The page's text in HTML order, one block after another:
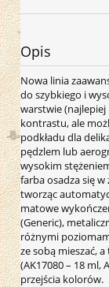
Opis
Nowa linia
do szybkiego i
warstwie (najlepiej
kontrastu, ale
podkładu dla
pędzlem lub
wysokim
farba osadza się w
tworząc
matowe
(Generic),
różnymi
ze sobą mieszać,
(AK17080 – 18 ml,
przejścia kolorów.